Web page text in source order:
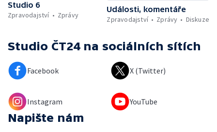
Studio 6
Zpravodajství
Zprávy
Události, komentáře
Zpravodajství
Zprávy Diskuze
Studio ČT24 na sociálních sítích
Facebook X (Twitter)
Instagram YouTube
Napište nám